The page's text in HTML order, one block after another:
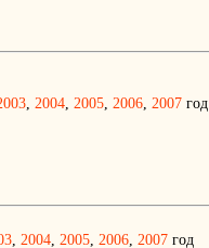
, 2004, 2005, 2006, 2007 год
, 2004, 2005, 2006, 2007 год